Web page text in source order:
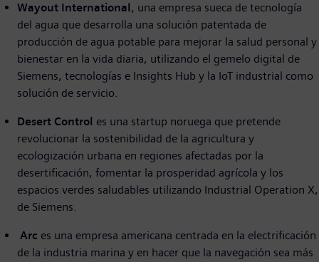
Wayout International, una empresa sueca de tecnología
del agua que desarrolla una solución patentada de
producción de agua potable para mejorar la salud personal y
bienestar en la vida diaria, utilizando el gemelo digital de
Siemens, tecnologías e Insights Hub y la IoT industrial como
solución de servicio.
Desert Control es una startup noruega que pretende
revolucionar la sostenibilidad de la agricultura y
ecologización urbana en regiones afectadas por la
desertificación, fomentar la prosperidad agrícola y los
espacios verdes saludables utilizando Industrial Operation X,
de Siemens.
Arc es una empresa americana centrada en la electrificación
de la industria marina y en hacer que la navegación sea más